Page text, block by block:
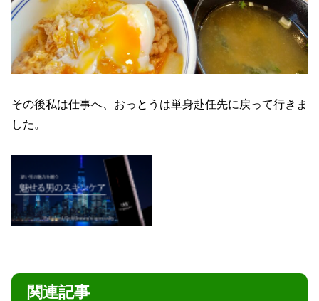
その後私は仕事へ、おっとうは単身赴任先に戻って行きま
した。
関連記事